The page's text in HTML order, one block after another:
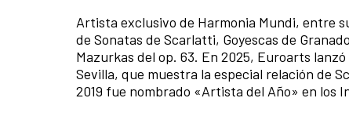
Artista exclusivo de Harmonia Mundi, entre
de Sonatas de Scarlatti, Goyescas de
Mazurkas del op. 63. En 2025, Euroarts
Sevilla, que muestra la especial relación de
2019 fue nombrado «Artista del Año» en los